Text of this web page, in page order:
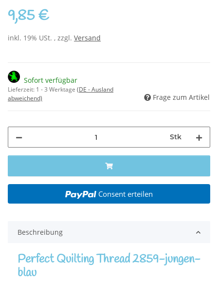
9,85 €
inkl. 19% USt. , zzgl. Versand
Sofort verfügbar
Lieferzeit: 1 - 3 Werktage (DE - Ausland
abweichend)
Frage zum Artikel
Stk
Consent erteilen
Beschreibung
Perfect Quilting Thread 2859-jungen-
blau